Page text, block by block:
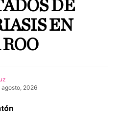
DE
EN
agosto, 2026